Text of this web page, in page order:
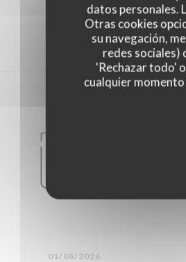
datos personales.
Otras cookies
su navegación,
redes sociales)
'Rechazar todo'
cualquier momento
01/08/2026